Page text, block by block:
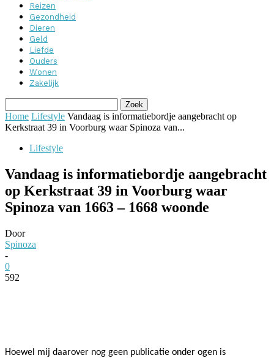
Reizen
Gezondheid
Dieren
Geld
Liefde
Ouders
Wonen
Zakelijk
Home Lifestyle Vandaag is informatiebordje aangebracht op
Kerkstraat 39 in Voorburg waar Spinoza van...
Lifestyle
Vandaag is informatiebordje aangebracht
op Kerkstraat 39 in Voorburg waar
Spinoza van 1663 – 1668 woonde
Door
Spinoza
-
0
592
Hoewel mij daarover nog geen publicatie onder ogen is